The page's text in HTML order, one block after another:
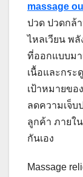
massage
ปวด ปวดกล้
ไหลเวียน พ
ที่ออกแบบมา
เนื้อและกระ
เป้าหมายขอ
ลดความเจ็บ
ลูกค้า ภายใน
กันเอง
Massage